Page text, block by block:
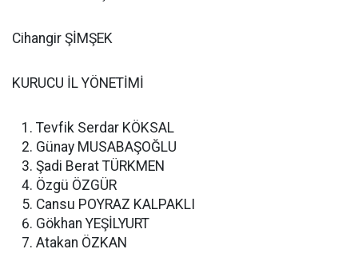
Cihangir ŞİMŞEK
KURUCU İL YÖNETİMİ
Tevfik Serdar KÖKSAL
Günay MUSABAŞOĞLU
Şadi Berat TÜRKMEN
Özgü ÖZGÜR
Cansu POYRAZ KALPAKLI
Gökhan YEŞİLYURT
Atakan ÖZKAN